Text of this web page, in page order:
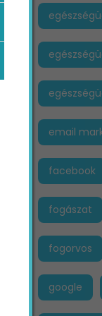
email
facebook
fogászat
fogorvos
google